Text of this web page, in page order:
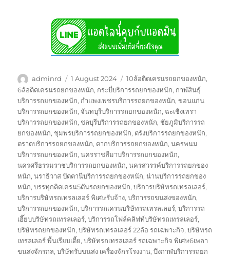
Author
adminrd
Posted
on
1 August 2024 Tags
10ล้อติดเครนรถยกของหนัก,
6ล้อติดเครนรถยกของหนัก, กระบี่บริการรถยกของหนัก, กาฬสินธุ์
บริการรถยกของหนัก, กำแพงเพชรบริการรถยกของหนัก,ขอนแก่น
บริการรถยกของหนัก, จันทบุรีบริการรถยกของหนัก, ฉะเชิงเทรา
บริการรถยกของหนัก, ชลบุรีบริการรถยกของหนัก, ชัยภูมิบริการรถ
ยกของหนัก, ชุมพรบริการรถยกของหนัก, ตรังบริการรถยกของหนัก,
ตราดบริการรถยกของหนัก, ตากบริการรถยกของหนัก,นครพนม
บริการรถยกของหนัก,นครราชสีมาบริการรถยกของหนัก,
นครศรีธรรมราชบริการรถยกของหนัก,นครสวรรค์บริการรถยกของ
หนัก,นราธิวาส ปัตตานีบริการรถยกของหนัก,น่านบริการรถยกของ
หนัก,บรรทุกติดเครน5ตันรถยกของหนัก,บริการบริษัทรถเทรลเลอร์,
บริการบริษัทรถเทรลเลอร์ พิเศษรับจ้าง,บริการรถขนสงของหนัก,
บริการรถยกของหนัก,บริการรถเครนบริษัทรถเทรลเลอร์,บริการรถ
เฮี๊ยบบริษัทรถเทรลเลอร์,บริการรถโฟล์คลิฟท์บริษัทรถเทรลเลอร์,
บริษัทรถยกของหนัก,บริษัทรถเทรลเลอร์ 22ล้อ รถเฉพาะกิจ,บริษัทรถ
เทรลเลอร์ พื้นเรียบเตี้ย,บริษัทรถเทรลเลอร์ รถเฉพาะกิจ พิเศษ6เพลา
ขนส่งจักรกล,บริษัทรับขนส่ง เครื่องจักรโรงงาน,บึงกาฬบริการรถยก